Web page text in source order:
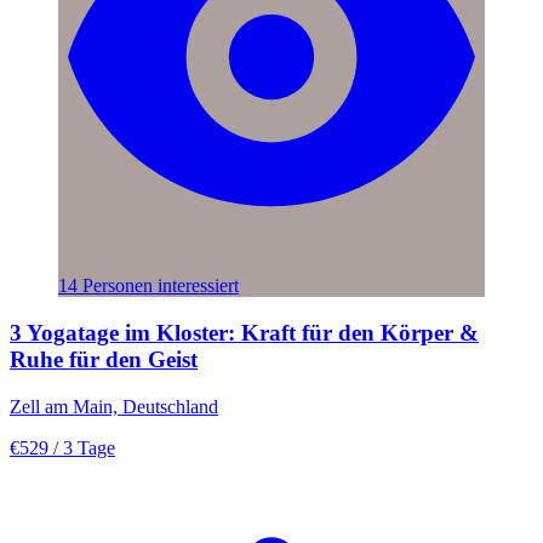
14 Personen interessiert
3 Yogatage im Kloster: Kraft für den Körper &
Ruhe für den Geist
Zell am Main, Deutschland
€529 / 3 Tage